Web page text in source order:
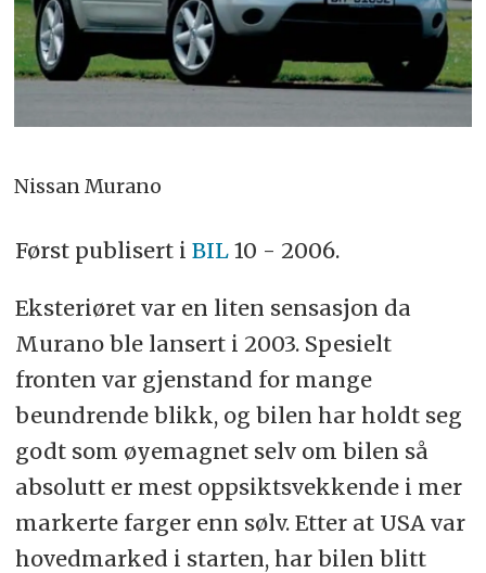
Nissan Murano
Først publisert i BIL10 - 2006.
Eksteriøret var en liten sensasjon da
Murano ble lansert i 2003. Spesielt
fronten var gjenstand for mange
beundrende blikk, og bilen har holdt seg
godt som øyemagnet selv om bilen så
absolutt er mest oppsiktsvekkende i mer
markerte farger enn sølv. Etter at USA var
hovedmarked i starten, har bilen blitt